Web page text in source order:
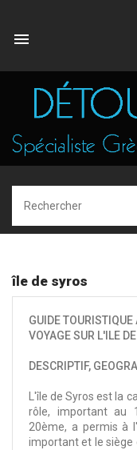

île de syros
GUIDE
VOYAGE SUR L'ILE
DESCRIPTIF,
L'île de Syros est la
rôle, important au
20ème, a permis à
important et le siège